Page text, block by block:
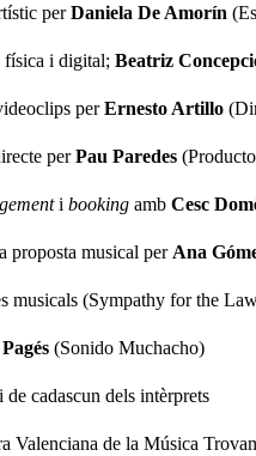
perDaniela De Amorín
física i digital; Beatriz
perErnesto Artillo
perPau Paredes
i booking amb Cesc
proposta musical per Ana
musicals (Sympathy for the
(Sonido Muchacho)
cadascun dels intèrprets
Valenciana de la Música